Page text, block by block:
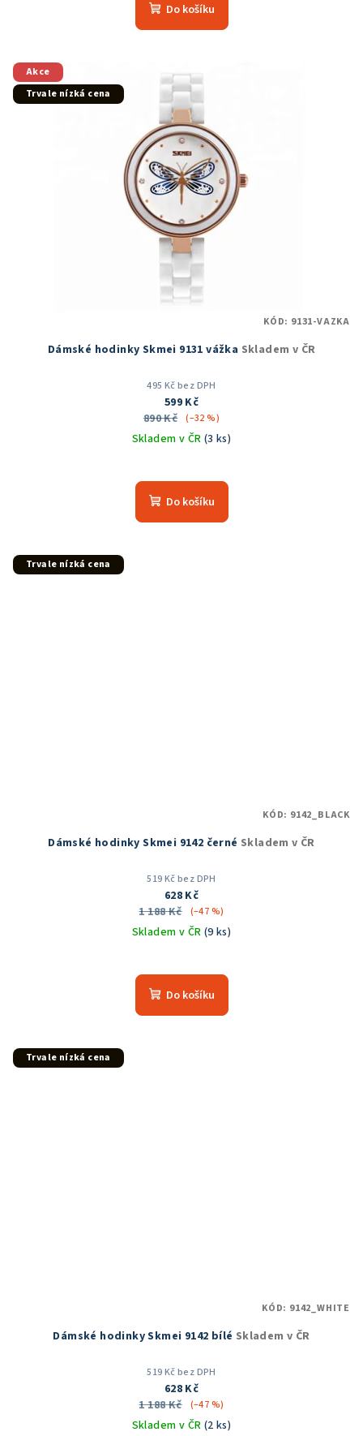
Do košíku
Akce
Trvale nízká cena
Dámské hodinky Skmei 9131 vážka Skladem v ČR
495 Kč bez DPH
599 Kč
890 Kč (–32 %)
Skladem v ČR (3 ks)
Do košíku
KÓD: 9131-VAZKA
Trvale nízká cena
Dámské hodinky Skmei 9142 černé Skladem v ČR
519 Kč bez DPH
628 Kč
1 188 Kč
(–47 %)
Skladem v ČR (9 ks)
hodnocení
produktu
Do košíku
KÓD: 9142_BLACK
Trvale nízká cena
Dámské hodinky Skmei 9142 bílé Skladem v ČR
519 Kč bez DPH
628 Kč
1 188 Kč
(–47 %)
Skladem v ČR (2 ks)
KÓD: 9142_WHITE